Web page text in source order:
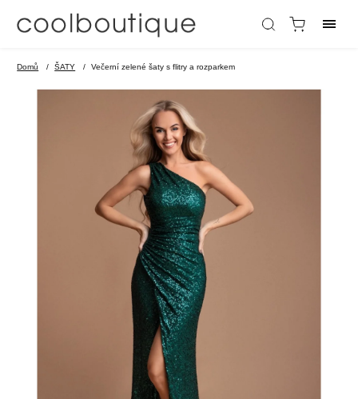
Domů / ŠATY / Večerní zelené šaty s flitry a rozparkem